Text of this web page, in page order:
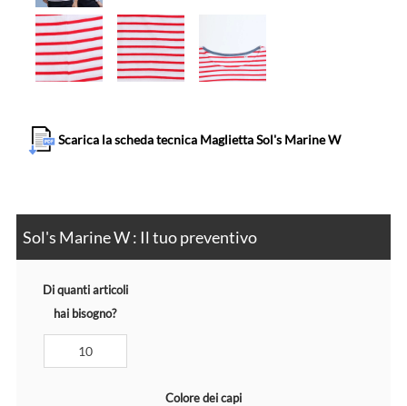
Scarica la scheda tecnica Maglietta Sol's Marine W
Sol's Marine W : Il tuo preventivo
Di quanti articoli
hai bisogno?
Colore dei capi